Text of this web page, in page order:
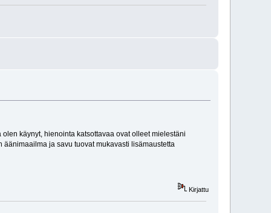
käynyt, hienointa katsottavaa ovat olleet mielestäni
ja savu tuovat mukavasti lisämaustetta
Kirjattu